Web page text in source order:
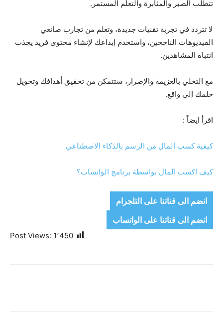
تتطلب الصبر والمثابرة والتعلم المستمر.
لا تتردد في تجربة تقنيات جديدة، وتعلم من تجارب صانعي
الفيديوهات الناجحين، واستخدم إبداعك لإنشاء محتوى فريد يجذب
انتباه المشاهدين.
مع التحلي بالعزيمة والإصرار، ستتمكن من تحقيق أهدافك وتحويل
حلمك إلى واقع.
اقرأ ايضاً :
كيفية كسب المال من الرسم بالذكاء الاصطناعي
كيف اكسب المال بواسطة برنامج الواتساب؟
انضم الى قناتنا على التلجرام
انضم الى قناتنا على الواتساب
Post Views: 1٬450